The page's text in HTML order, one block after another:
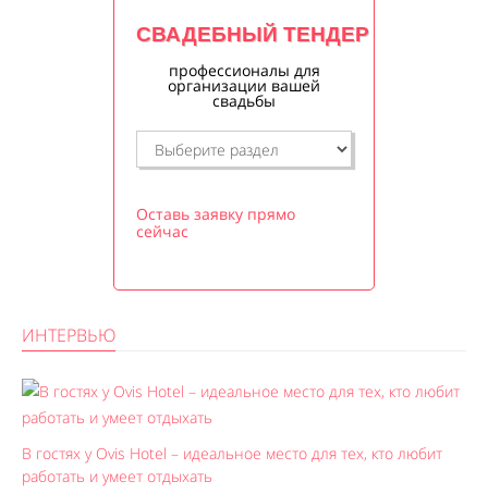
СВАДЕБНЫЙ ТЕНДЕР
профессионалы для
организации вашей
свадьбы
Оставь заявку прямо
сейчас
ИНТЕРВЬЮ
В гостях у Ovis Hotel – идеальное место для тех, кто любит
работать и умеет отдыхать